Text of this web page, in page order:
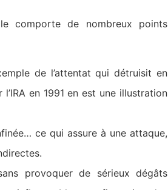
comporte de nombreux points
de l’attentat qui détruisit en
en 1991 en est une illustration
ce qui assure à une attaque,
provoquer de sérieux dégâts